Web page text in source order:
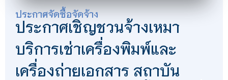
ประกาศจัดซื้อจัดจ้าง
ประกาศเชิญชวนจ้างเหมา
บริการเช่าเครื่องพิมพ์และ
เครื่องถ่ายเอกสาร สถาบัน